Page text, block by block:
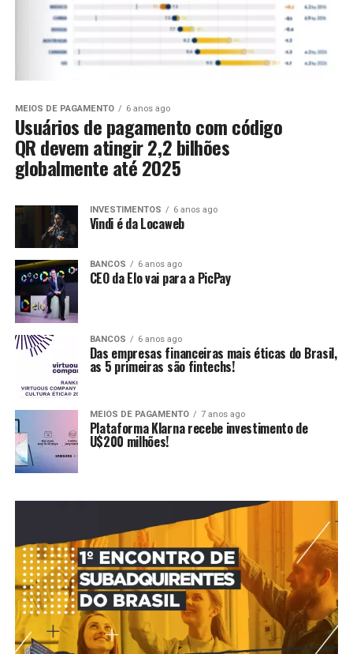
MEIOS DE PAGAMENTO 6 anos ago
Usuários de pagamento com código
QR devem atingir 2,2 bilhões
globalmente até 2025
INVESTIMENTOS 6 anos ago
Vindi é da Locaweb
BANCOS 6 anos ago
CEO da Elo vai para a PicPay
BANCOS 6 anos ago
Das empresas financeiras mais éticas do Brasil,
as 5 primeiras são fintechs!
MEIOS DE PAGAMENTO 7 anos ago
Plataforma Klarna recebe investimento de
U$200 milhões!